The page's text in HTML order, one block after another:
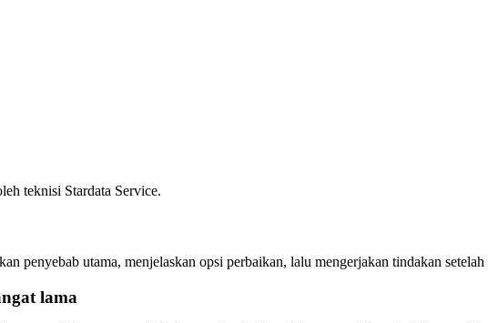
teknisi Stardata Service.
penyebab utama, menjelaskan opsi perbaikan, lalu mengerjakan tindakan
lama